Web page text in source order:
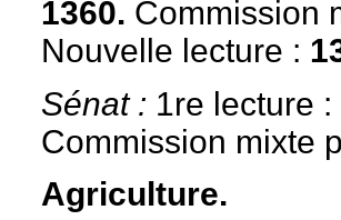
1360. Commission
Nouvelle lecture :
Sénat : 1re lecture :
Commission mixte
Agriculture.